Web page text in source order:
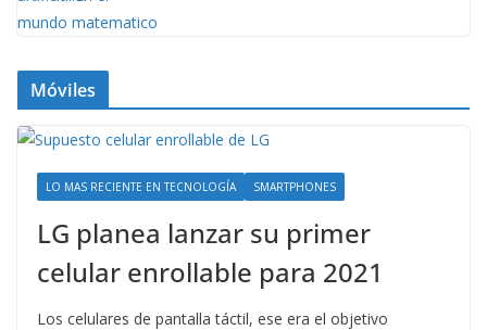
Móviles
LO MAS RECIENTE EN TECNOLOGÍA SMARTPHONES
LG planea lanzar su primer
celular enrollable para 2021
Los celulares de pantalla táctil, ese era el objetivo